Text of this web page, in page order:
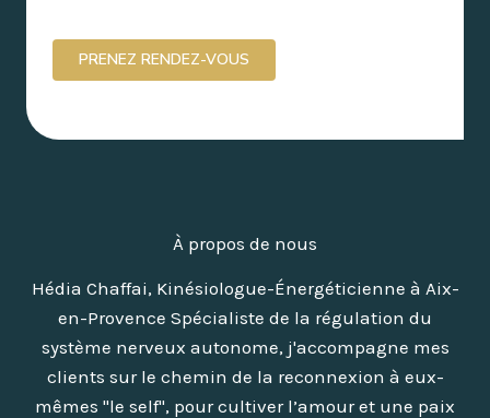
PRENEZ RENDEZ-VOUS
À propos de nous
Hédia Chaffai, Kinésiologue-Énergéticienne à Aix-
en-Provence Spécialiste de la régulation du
système nerveux autonome, j'accompagne mes
clients sur le chemin de la reconnexion à eux-
mêmes "le self", pour cultiver l’amour et une paix